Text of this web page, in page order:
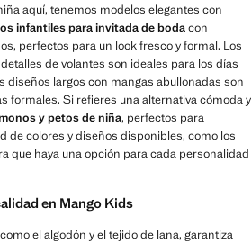
aquí, tenemos modelos elegantes con
infantiles para invitada de bodacon
perfectos para un look fresco y formal. Los
de volantes son ideales para los días
diseños largos con mangas abullonadas son
formales. Si refieres una alternativa cómoda y
y petos de niña, perfectos para
de colores y diseños disponibles, como los
que haya una opción para cada personalidad
en Mango Kids
el algodón y el tejido de lana, garantiza